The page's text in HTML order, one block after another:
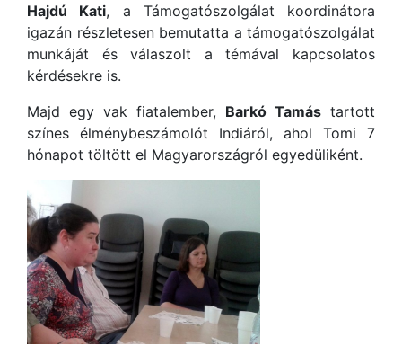
Hajdú Kati, a Támogatószolgálat koordinátora
igazán részletesen bemutatta a támogatószolgálat
munkáját és válaszolt a témával kapcsolatos
kérdésekre is.
Majd egy vak fiatalember, Barkó Tamás tartott
színes élménybeszámolót Indiáról, ahol Tomi 7
hónapot töltött el Magyarországról egyedüliként.